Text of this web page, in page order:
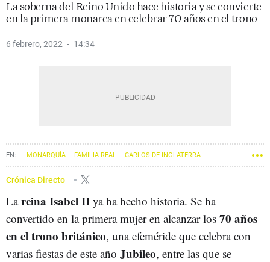
La soberna del Reino Unido hace historia y se convierte
en la primera monarca en celebrar 70 años en el trono
6 febrero, 2022 14:34
MONARQUÍA FAMILIA REAL CARLOS DE INGLATERRA
GUILLERMO DE CAMBRIDGE
Crónica Directo
Lareina Isabel II ya ha hecho historia. Se ha
convertido en la primera mujer en alcanzar los 70 años
en el trono británico, una efeméride que celebra con
varias fiestas de este año Jubileo, entre las que se